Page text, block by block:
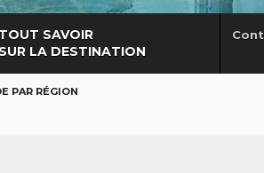
TOUT SAVOIR
SUR LA DESTINATION
PAR RÉGION